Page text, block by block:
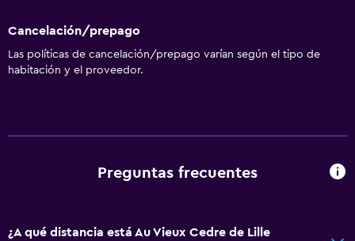
Juegos de mesa/rompecabezas
Golf
Mascotas permitidas bajo consulta (pueden aplicar cargos
Plantas superiores accesibles por escaleras
Cancelación/prepago
Las políticas de cancelación/prepago varían según el tipo de
habitación y el proveedor.
Preguntas frecuentes
¿A qué distancia está Au Vieux Cedre de Lille